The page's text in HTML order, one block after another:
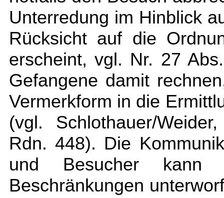
Unterredung im Hinblick
Rücksicht auf die
erscheint, vgl. Nr. 27
Gefangene damit
Vermerkform in die
(vgl. Schlothauer/
Rdn. 448). Die
und Besucher kann
Beschränkungen